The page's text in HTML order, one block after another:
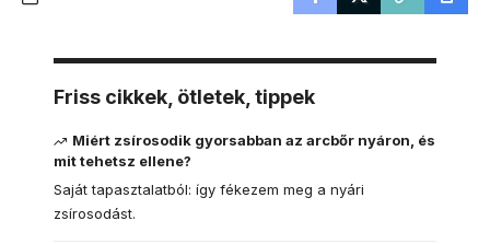
Friss cikkek, ötletek, tippek
Miért zsírosodik gyorsabban az arcbőr nyáron, és
mit tehetsz ellene?
Saját tapasztalatból: így fékezem meg a nyári
zsírosodást.